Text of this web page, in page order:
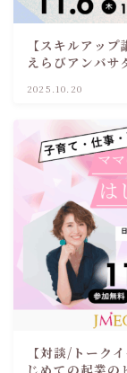
【スキルアッ
えらびアンバサ
2025.10.20
【対談/トーク